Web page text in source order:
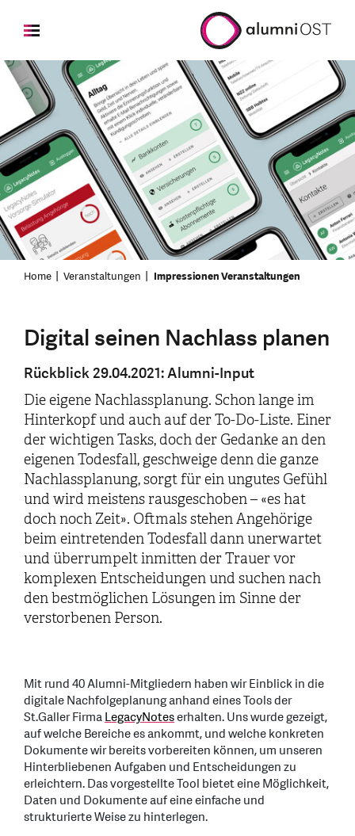
Home Veranstaltungen Impressionen Veranstaltungen
Digital seinen Nachlass planen
Rückblick 29.04.2021: Alumni-Input
Die eigene Nachlassplanung. Schon lange im
Hinterkopf und auch auf der To-Do-Liste. Einer
der wichtigen Tasks, doch der Gedanke an den
eigenen Todesfall, geschweige denn die ganze
Nachlassplanung, sorgt für ein ungutes Gefühl
und wird meistens rausgeschoben – «es hat
doch noch Zeit». Oftmals stehen Angehörige
beim eintretenden Todesfall dann unerwartet
und überrumpelt inmitten der Trauer vor
komplexen Entscheidungen und suchen nach
den bestmöglichen Lösungen im Sinne der
verstorbenen Person.
Mit rund 40 Alumni-Mitgliedern haben wir Einblick in die
digitale Nachfolgeplanung anhand eines Tools der
St.Galler FirmaLegacyNoteserhalten. Uns wurde gezeigt,
auf welche Bereiche es ankommt, und welche konkreten
Dokumente wir bereits vorbereiten können, um unseren
Hinterbliebenen Aufgaben und Entscheidungen zu
erleichtern. Das vorgestellte Tool bietet eine Möglichkeit,
Daten und Dokumente auf eine einfache und
strukturierte Weise zu hinterlegen.